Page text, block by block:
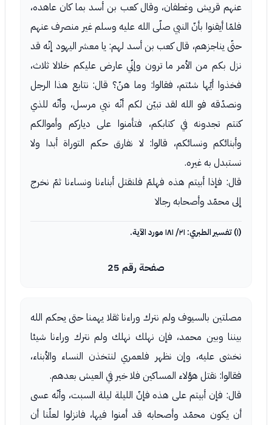
عنهم قريش وغطفان، وقال كعب بن أسد بما كان عاهده،
فلمّا أيقنوا بأنّ النبي صلّى الله عليه وسلم غير منصرف عنهم
حتّى يناجزهم، قال كعب بن أسد لهم: يا معشر اليهود إنّه قد
نزل بكم من الأمر ما ترون وإنّي عارض عليكم خلالا ثلاث،
فخذوا أيّها شئتم، فقالوا: وما هنّ؟ قال: نتابع هذا الرجل
ونصدّقه فو الله لقد تبيّن لكم أنّه نبي مرسل، وأنّه للذي
كنتم تجدونه في كتابكم، فتأمنوا على دياركم وأموالكم
وأبنائكم ونسائكم، قالوا: لا نفارق حكم التوراة أبدا ولا
نستبدل به غيره.
قال: فإذا أبيتم هذه فهلمّ فلنقتل أبناءنا ونساءنا ثمّ نخرج
إلى محمّد وأصحابه رجالا
(١) تفسير الطبري: ٢١/ ١٨١ مورد الآية.
صفحة رقم 25
مصلتين بالسيوف ولم نترك وراءنا ثقلا يهمنا حتى يحكم الله
بيننا وبين محمد، فإن نهلك نهلك ولم نترك وراءنا شيئا
نخشى عليه، وإن نظهر فلعمري لنتخذن النساء والأبناء،
فقالوا: نقتل هؤلاء المساكين فلا خير في العيش بعدهم.
قال: فإن أبيتم على هذه فإنّ الليلة ليلة السبت، وأنّه عسى
أن يكون محمّد وأصحابه قد أمنوا فيها، فانزلوا لعلّنا أن